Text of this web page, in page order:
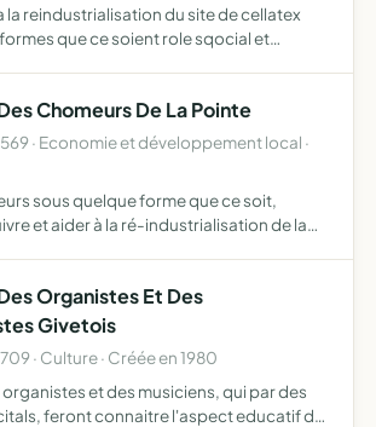
la reindustrialisation du site de cellatex
que ce soient role sqocial et
Chomeurs De La Pointe
· Economie et développement local ·
sous quelque forme que ce soit,
et aider à la ré-industrialisation de la
Organistes Et Des
Givetois
· Culture · Créée en 1980
et des musiciens, qui par des
feront connaitre l'aspect educatif de